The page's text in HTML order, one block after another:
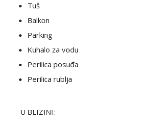
Tuš
Balkon
Parking
Kuhalo za vodu
Perilica posuđa
Perilica rublja
U BLIZINI: